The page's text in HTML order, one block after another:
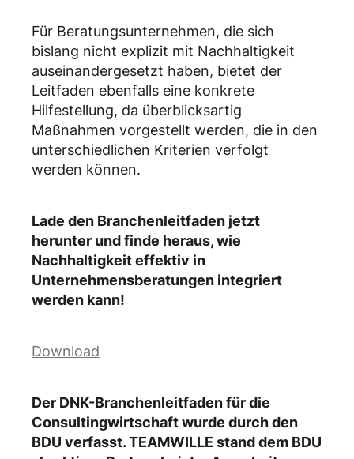
Für Beratungsunternehmen, die sich
bislang nicht explizit mit Nachhaltigkeit
auseinandergesetzt haben, bietet der
Leitfaden ebenfalls eine konkrete
Hilfestellung, da überblicksartig
Maßnahmen vorgestellt werden, die in den
unterschiedlichen Kriterien verfolgt
werden können.
Lade den Branchenleitfaden jetzt
herunter und finde heraus, wie
Nachhaltigkeit effektiv in
Unternehmensberatungen integriert
werden kann!
Download
Der DNK-Branchenleitfaden für die
Consultingwirtschaft wurde durch den
BDU verfasst. TEAMWILLE stand dem BDU